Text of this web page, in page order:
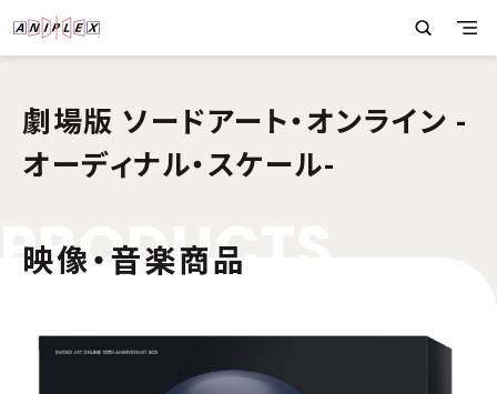
劇場版 ソードアート・オンライン -
オーディナル・スケール-
PRODUC
映像・音楽商品